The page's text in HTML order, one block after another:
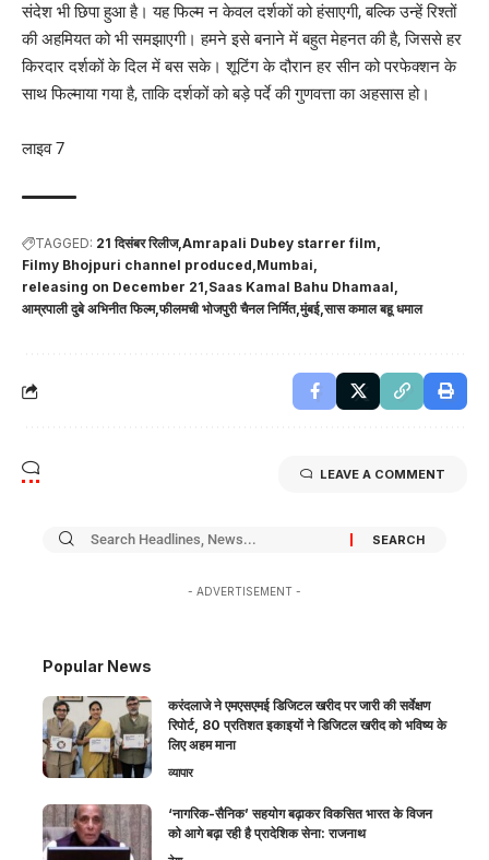
संदेश भी छिपा हुआ है। यह फिल्म न केवल दर्शकों को हंसाएगी, बल्कि उन्हें रिश्तों
की अहमियत को भी समझाएगी। हमने इसे बनाने में बहुत मेहनत की है, जिससे हर
किरदार दर्शकों के दिल में बस सके। शूटिंग के दौरान हर सीन को परफेक्शन के
साथ फिल्माया गया है, ताकि दर्शकों को बड़े पर्दे की गुणवत्ता का अहसास हो।
लाइव 7
TAGGED: 21 दिसंबर रिलीज Amrapali Dubey starrer film
Filmy Bhojpuri channel produced Mumbai
releasing on December 21 Saas Kamal Bahu Dhamaal
आम्रपाली दुबे अभिनीत फिल्म फीलमची भोजपुरी चैनल निर्मित मुंबई सास कमाल बहू धमाल
LEAVE A COMMENT
- ADVERTISEMENT -
Popular News
करंदलाजे ने एमएसएमई डिजिटल खरीद पर जारी की सर्वेक्षण
रिपोर्ट, 80 प्रतिशत इकाइयों ने डिजिटल खरीद को भविष्य के
लिए अहम माना
व्यापार
‘नागरिक-सैनिक’ सहयोग बढ़ाकर विकसित भारत के विजन
को आगे बढ़ा रही है प्रादेशिक सेना: राजनाथ